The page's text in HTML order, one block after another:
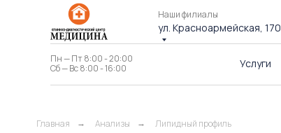
Наши филиалы
Пн — Пт 8:00 - 20:00
Cб — Вс 8:00 - 16:00
ул. Красноармейская, 170
Услуги
Главная → Анализы → Липидный профиль